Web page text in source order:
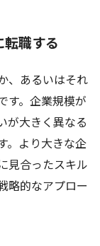
職する
、あるいはそれ
す。企業規模が
が大きく異なる
。より大きな企
見合ったスキル
略的なアプロー